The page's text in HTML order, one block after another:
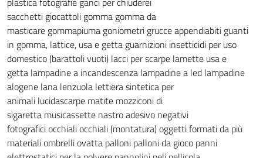
sacchetti giocattoli gomma gomma da
masticare gommapiuma goniometri grucce appendiabiti guanti
in gomma, lattice, usa e getta guarnizioni insetticidi per uso
domestico (barattoli vuoti) lacci per scarpe lamette usa e
getta lampadine a incandescenza lampadine a led lampadine
alogene lana lenzuola lettiera sintetica per
animali lucidascarpe matite mozziconi di
sigaretta musicassette nastro adesivo negativi
fotograficiocchialiocchiali (montatura)oggetti formati da più
materialiombrelliovatta palloni palloni da gioco panni